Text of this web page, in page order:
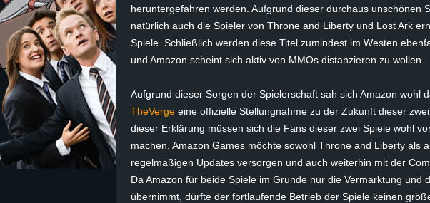
g
e
z
e
c
heruntergefahren werden. Aufgrund dieser durchaus unschönen
natürlich auch die Spieler von Throne and Liberty und Lost Ark
Spiele. Schließlich werden diese Titel zumindest im Westen
und Amazon scheint sich aktiv von MMOs distanzieren zu wollen.
Aufgrund dieser Sorgen der Spielerschaft sah sich Amazon wohl
TheVergeeine offizielle Stellungnahme zu der Zukunft dieser
dieser Erklärung müssen sich die Fans dieser zwei Spiele wohl
machen. Amazon Games möchte sowohl Throne and Liberty als
regelmäßigen Updates versorgen und auch weiterhin mit der
Da Amazon für beide Spiele im Grunde nur die Vermarktung und
übernimmt, dürfte der fortlaufende Betrieb der Spiele keinen